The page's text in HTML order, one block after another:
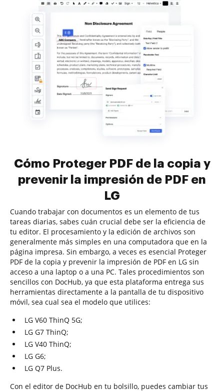
Cómo Proteger PDF de la copia y
prevenir la impresión de PDF en
LG
Cuando trabajar con documentos es un elemento de tus
tareas diarias, sabes cuán crucial debe ser la eficiencia de
tu editor. El procesamiento y la edición de archivos son
generalmente más simples en una computadora que en la
página impresa. Sin embargo, a veces es esencial Proteger
PDF de la copia y prevenir la impresión de PDF en LG sin
acceso a una laptop o a una PC. Tales procedimientos son
sencillos con DocHub, ya que esta plataforma entrega sus
herramientas directamente a la pantalla de tu dispositivo
móvil, sea cual sea el modelo que utilices:
LG V60 ThinQ 5G;
LG G7 ThinQ;
LG V40 ThinQ;
LG G6;
LG Q7 Plus.
Con el editor de DocHub en tu bolsillo, puedes cambiar tus